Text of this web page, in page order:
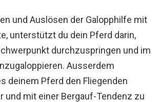
und Auslösen der Galopphilfe mit
unterstützt du dein Pferd darin,
durchzuspringen und im
Ausserdem
deinem Pferd den Fliegenden
und mit einer Bergauf-Tendenz zu